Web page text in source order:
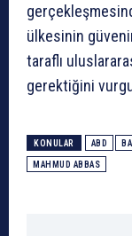
ülkesinin
taraflı
gerektiğini
KONULAR ABD
MAHMUD ABBAS